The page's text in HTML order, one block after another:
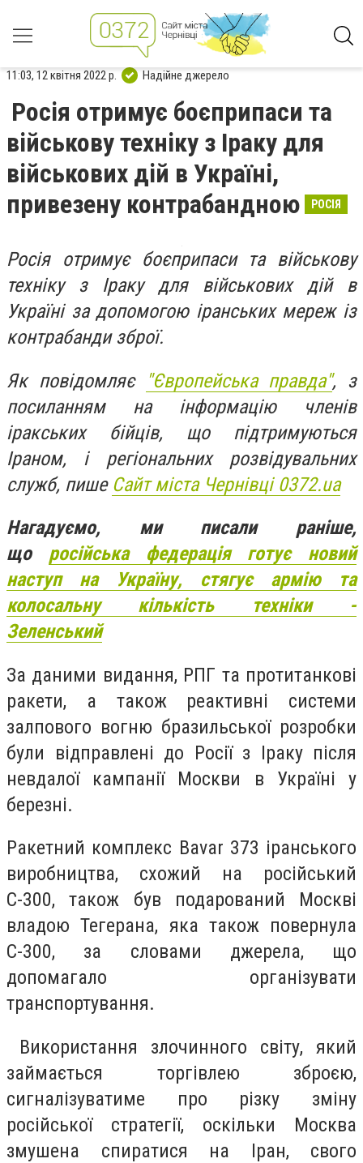
11:03, 12 квітня 2022 р. Надійне джерело
Росія отримує боєприпаси та
військову техніку з Іраку для
військових дій в Україні,
привезену контрабандною
РОСІЯ
Росія отримує боєприпаси та військову
техніку з Іраку для військових дій в
Україні за допомогою іранських мереж із
контрабанди зброї.
Як повідомляє "Європейська правда", з
посиланням на інформацію членів
іракських бійців, що підтримуються
Іраном, і регіональних розвідувальних
служб, пише Сайт міста Чернівці 0372.ua
Нагадуємо, ми писали раніше,
що російська федерація готує новий
наступ на Україну, стягує армію та
колосальну кількість техніки -
Зеленський
За даними видання, РПГ та протитанкові
ракети, а також реактивні системи
залпового вогню бразильської розробки
були відправлені до Росії з Іраку після
невдалої кампанії Москви в Україні у
березні.
Ракетний комплекс Bavar 373 іранського
виробництва, схожий на російський
С-300, також був подарований Москві
владою Тегерана, яка також повернула
С-300, за словами джерела, що
допомагало організувати
транспортування.
Використання злочинного світу, який
займається торгівлею зброєю,
сигналізуватиме про різку зміну
російської стратегії, оскільки Москва
змушена спиратися на Іран, свого